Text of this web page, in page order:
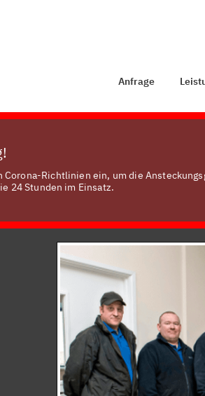
Anfrage
Richtlinien ein, um die
24 Stunden im Einsatz.